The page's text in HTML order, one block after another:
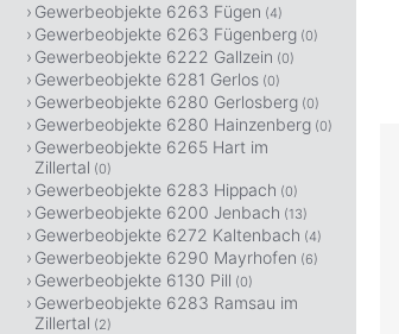
Gewerbeobjekte 6263 Fügen (4)
Gewerbeobjekte 6263 Fügenberg (0)
Gewerbeobjekte 6222 Gallzein (0)
Gewerbeobjekte 6281 Gerlos (0)
Gewerbeobjekte 6280 Gerlosberg (0)
Gewerbeobjekte 6280 Hainzenberg (0)
Gewerbeobjekte 6265 Hart im
Zillertal (0)
Gewerbeobjekte 6283 Hippach (0)
Gewerbeobjekte 6200 Jenbach (13)
Gewerbeobjekte 6272 Kaltenbach (4)
Gewerbeobjekte 6290 Mayrhofen (6)
Gewerbeobjekte 6130 Pill (0)
Gewerbeobjekte 6283 Ramsau im
Zillertal (2)